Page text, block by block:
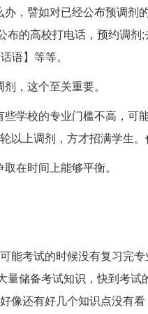
，譬如对已经公布预调
的高校打电话，预约调
语】等等。
，这个至关重要。
学校的专业门槛不高，可
以上调剂，方才招满学生
在时间上能够平衡。
能考试的时候没有复习完
储备考试知识，快到考
像还有好几个知识点没有